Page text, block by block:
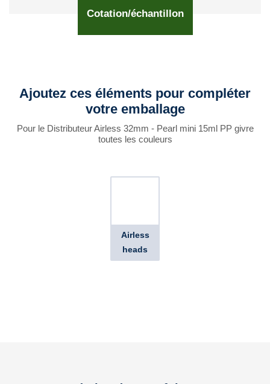
Cotation/échantillon
Ajoutez ces éléments pour compléter
votre emballage
Pour le Distributeur Airless 32mm - Pearl mini 15ml PP givre
toutes les couleurs
Airless
heads